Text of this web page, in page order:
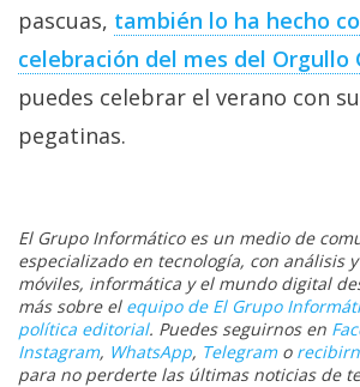
pascuas, también lo ha hecho
celebración del mes del Orgullo
puedes celebrar el verano con
pegatinas.
El Grupo Informático es un medio de
especializado en tecnología, con análisis
móviles, informática y el mundo digital
más sobre el equipo de El Grupo
política editorial. Puedes seguirnos en
Instagram, WhatsApp, Telegramo
para no perderte las últimas noticias de